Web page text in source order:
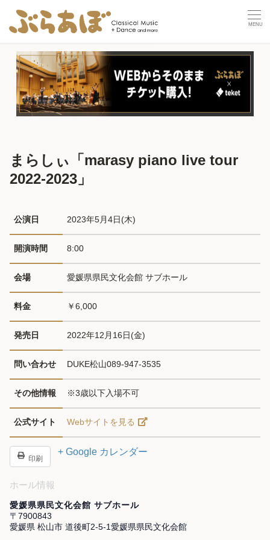
まらしぃ「marasy piano live tour
2022-2023」
公演日 2023年5月4日(木)
開演時間 8:00
会場 愛媛県県民文化会館 サブホール
料金 ￥6,000
発売日 2022年12月16日(金)
問い合わせ DUKE松山089-947-3535
その他情報 ※3歳以下入場不可
公式サイト Webサイトを見る
印刷
+ Google カレンダー
ホール情報
愛媛県県民文化会館 サブホール
〒7900843
愛媛県 松山市 道後町2-5-1愛媛県県民文化会館